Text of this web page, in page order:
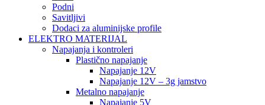
Podni
Savitljivi
Dodaci za aluminijske profile
ELEKTRO MATERIJAL
Napajanja i kontroleri
Plastično napajanje
Napajanje 12V
Napajanje 12V – 3g jamstvo
Metalno napajanje
Napajanje 5V